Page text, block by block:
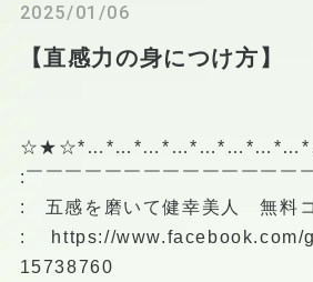
2025/01/06
【直感力の身につけ方】
:￣￣￣￣￣￣￣￣￣￣￣￣￣￣
: 五感を磨いて健幸美人 無料
: https://www.facebook.com/
15738760